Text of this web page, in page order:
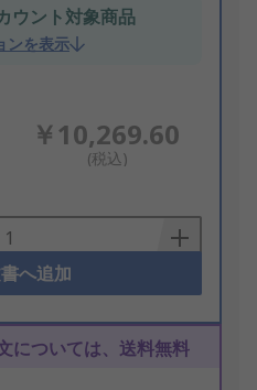
ウント対象商品
ンを表示
￥10,269.60
(税込)
へ追加
については、送料無料